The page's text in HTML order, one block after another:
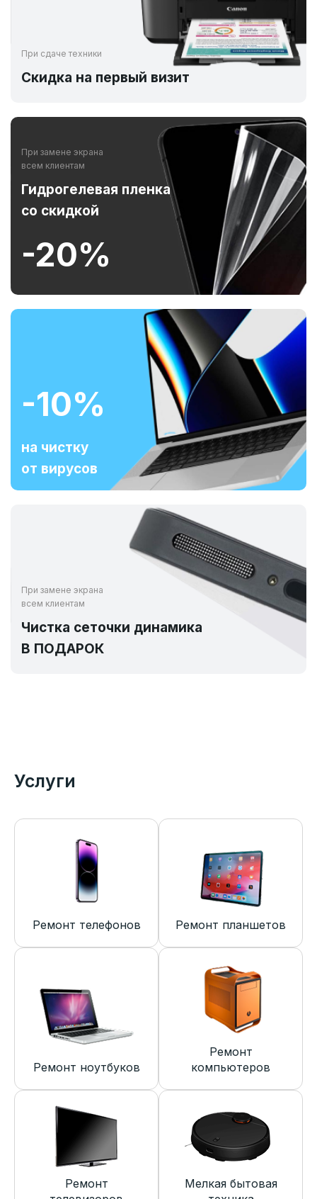
При сдаче техники
Скидка на первый визит
При замене экрана
всем клиентам
Гидрогелевая пленка
со скидкой
-20%
-10%
на чистку
от вирусов
При замене экрана
всем клиентам
Чистка сеточки динамика
В ПОДАРОК
Услуги
Ремонт телефонов Ремонт планшетов
Ремонт ноутбуков
Ремонт
компьютеров
Ремонт
Мелкая бытовая